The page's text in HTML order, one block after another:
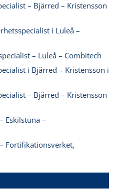
– Bjärred – Kristensson
i Luleå –
– Luleå – Combitech
i Bjärred – Kristensson i
– Bjärred – Kristensson
Eskilstuna –
Fortifikationsverket,